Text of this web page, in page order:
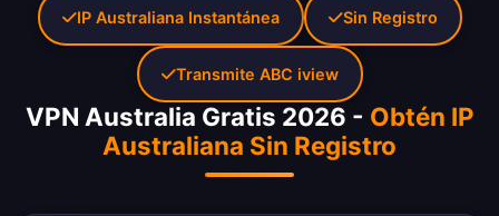
VPN Australia Gratis 2026 - Obtén IP
Australiana Sin Registro
IP Australiana Instantánea Sin Registro
Transmite ABC iview